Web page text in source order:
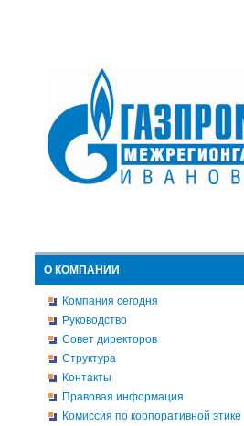
О КОМПАНИИ
Компания сегодня
Руководство
Совет директоров
Структура
Контакты
Правовая информация
Комиссия по корпоративной этике